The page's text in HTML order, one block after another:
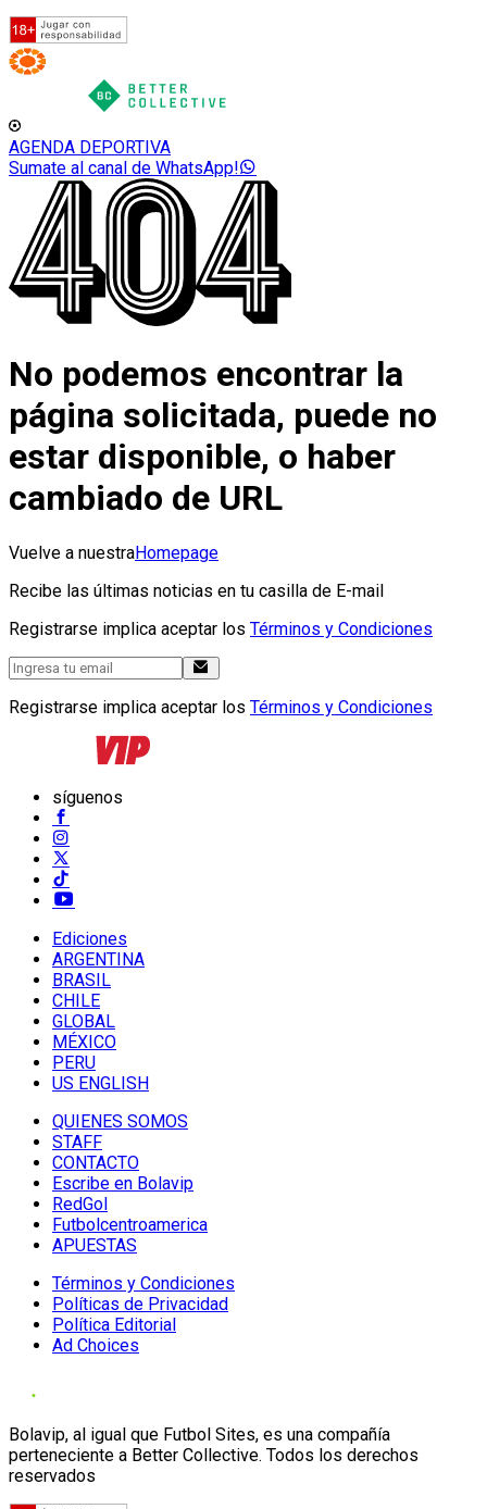
AGENDA DEPORTIVA
Sumate al canal de WhatsApp!
No podemos encontrar la
página solicitada, puede no
estar disponible, o haber
cambiado de URL
Vuelve a nuestraHomepage
Recibe las últimas noticias en tu casilla de E-mail
Registrarse implica aceptar los Términos y Condiciones
Registrarse implica aceptar los Términos y Condiciones
síguenos
Ediciones
ARGENTINA
BRASIL
CHILE
GLOBAL
MÉXICO
PERU
US ENGLISH
QUIENES SOMOS
STAFF
CONTACTO
Escribe en Bolavip
RedGol
Futbolcentroamerica
APUESTAS
Términos y Condiciones
Políticas de Privacidad
Política Editorial
Ad Choices
Bolavip, al igual que Futbol Sites, es una compañía
perteneciente a Better Collective. Todos los derechos
reservados